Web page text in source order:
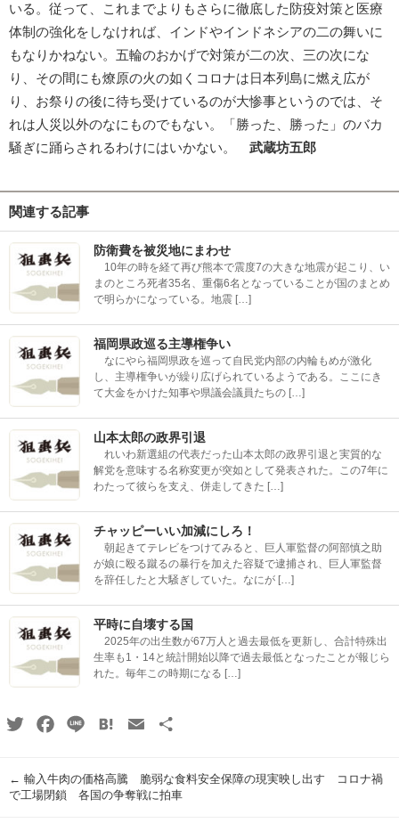
いる。従って、これまでよりもさらに徹底した防疫対策と医療
体制の強化をしなければ、インドやインドネシアの二の舞いに
もなりかねない。五輪のおかげで対策が二の次、三の次にな
り、その間にも燎原の火の如くコロナは日本列島に燃え広が
り、お祭りの後に待ち受けているのが大惨事というのでは、そ
れは人災以外のなにものでもない。「勝った、勝った」のバカ
騒ぎに踊らされるわけにはいかない。 武蔵坊五郎
関連する記事
防衛費を被災地にまわせ
10年の時を経て再び熊本で震度7の大きな地震が起こり、い
まのところ死者35名、重傷6名となっていることが国のまとめ
で明らかになっている。地震 […]
福岡県政巡る主導権争い
なにやら福岡県政を巡って自民党内部の内輪もめが激化
し、主導権争いが繰り広げられているようである。ここにき
て大金をかけた知事や県議会議員たちの […]
山本太郎の政界引退
れいわ新選組の代表だった山本太郎の政界引退と実質的な
解党を意味する名称変更が突如として発表された。この7年に
わたって彼らを支え、併走してきた […]
チャッピーいい加減にしろ！
朝起きてテレビをつけてみると、巨人軍監督の阿部慎之助
が娘に殴る蹴るの暴行を加えた容疑で逮捕され、巨人軍監督
を辞任したと大騒ぎしていた。なにが […]
平時に自壊する国
2025年の出生数が67万人と過去最低を更新し、合計特殊出
生率も1・14と統計開始以降で過去最低となったことが報じら
れた。毎年この時期になる […]
TwitterFacebook
Line HatenaEmail
← 輸入牛肉の価格高騰 脆弱な食料安全保障の現実映し出す コロナ禍
で工場閉鎖 各国の争奪戦に拍車